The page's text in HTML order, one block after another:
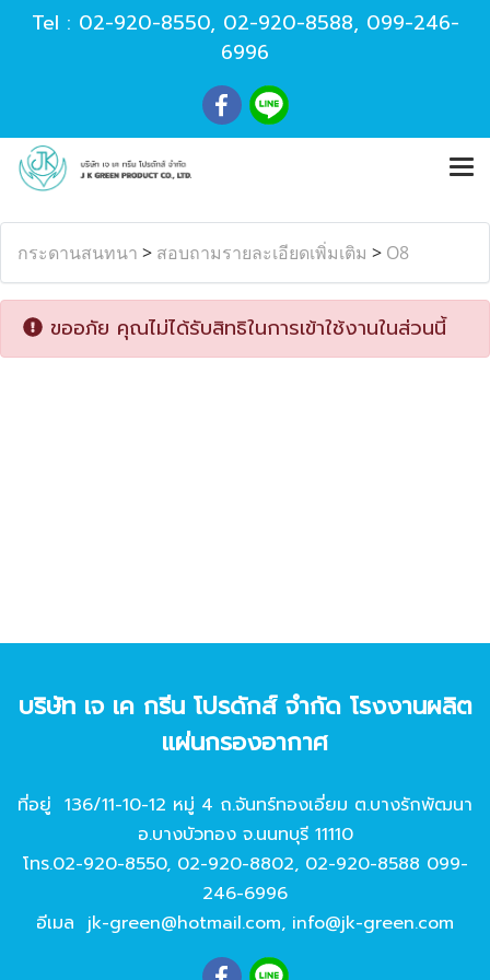
Tel : 02-920-8550, 02-920-8588, 099-246-
6996
กระดานสนทนา > สอบถามรายละเอียดเพิ่มเติม > O8
ขออภัย คุณไม่ได้รับสิทธิในการเข้าใช้งานในส่วนนี้
บริษัท เจ เค กรีน โปรดักส์ จํากัด โรงงานผลิต
แผ่นกรองอากาศ
ที่อยู่ 136/11-10-12 หมู่ 4 ถ.จันทร์ทองเอี่ยม ต.บางรักพัฒนา
อ.บางบัวทอง จ.นนทบุรี 11110
โทร.02-920-8550, 02-920-8802, 02-920-8588 099-
246-6996
อีเมล jk-green@hotmail.com, info@jk-green.com